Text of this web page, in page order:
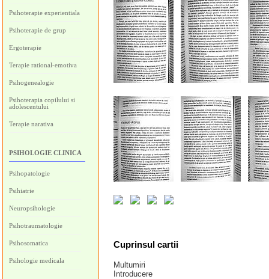
Psihoterapie experientiala
Psihoterapie de grup
Ergoterapie
Terapie rational-emotiva
Psihogenealogie
Psihoterapia copilului si
adolescentului
Terapie narativa
PSIHOLOGIE CLINICA
Psihopatologie
Psihiatrie
Neuropsihologie
Psihotraumatologie
Psihosomatica
Psihologie medicala
Cuprinsul cartii
Multumiri
Introducere